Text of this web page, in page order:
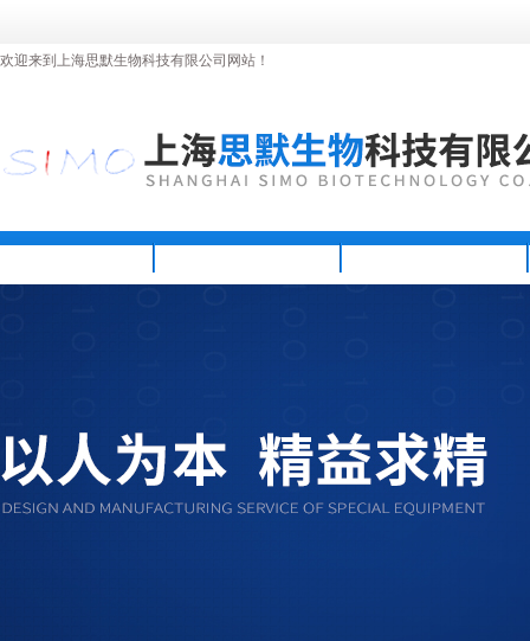
欢迎来到上海思默生物科技有限公司网站！